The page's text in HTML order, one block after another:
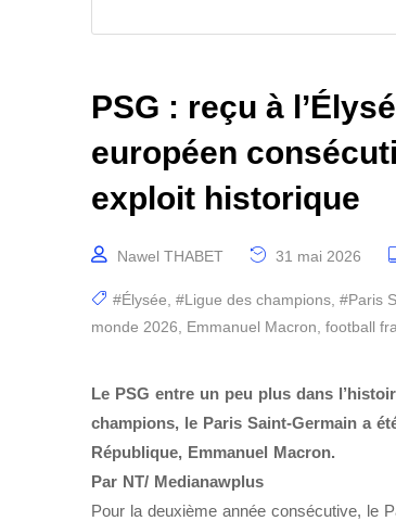
PSG : reçu à
européen
exploit historique
Nawel THABET 31 mai 2026
#Élysée #Ligue des champions #Paris
monde 2026
Emmanuel Macron football
Le PSG entre un peu plus dans
champions, le Paris Saint-Germain a
République, Emmanuel Macron.
Par NT/ Medianawplus
Pour la deuxième année consécutive, le